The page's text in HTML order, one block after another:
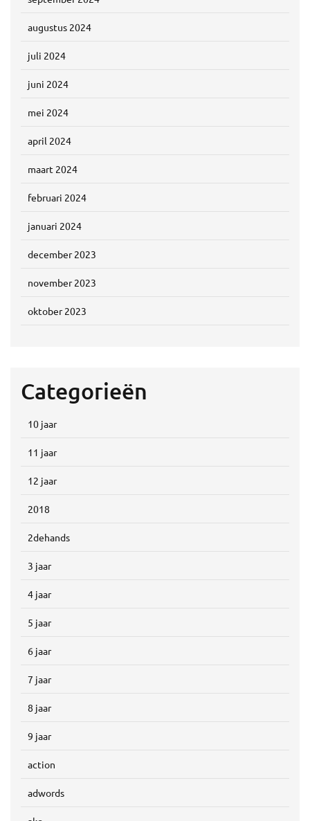
augustus 2024
juli 2024
juni 2024
mei 2024
april 2024
maart 2024
februari 2024
januari 2024
december 2023
november 2023
oktober 2023
Categorieën
10 jaar
11 jaar
12 jaar
2018
2dehands
3 jaar
4 jaar
5 jaar
6 jaar
7 jaar
8 jaar
9 jaar
action
adwords